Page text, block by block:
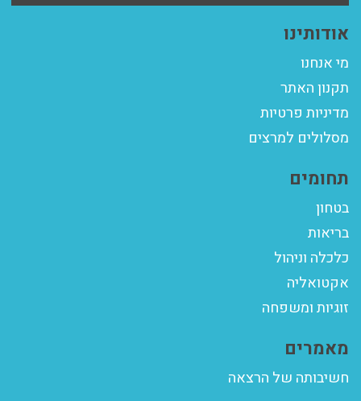
אודותינו
מי אנחנו
תקנון האתר
מדיניות פרטיות
מסלולים למרצים
תחומים
בטחון
בריאות
כלכלה וניהול
אקטואליה
זוגיות ומשפחה
מאמרים
חשיבותה של הרצאה